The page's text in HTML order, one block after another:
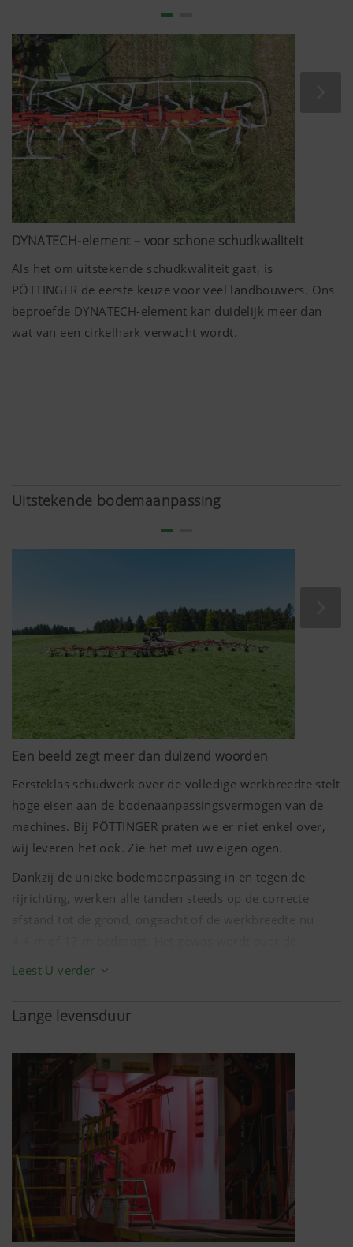
dieren. Uiteindelijk profiteert u van schoon en
hoogwaardig voer zonder zorgen door hoger
bedrijfsrendement.
Het beste voer is geen toeval. De botanische
samenstelling van het plantenstand legt de hoeksteen
daarvoor. De kwantiteit en de kwaliteit van de hier
gegenereerde opbrengsten moeten in de hele oogstketen
worden gehandhaafd.
DYNATECH-element – voor schone schudkwaliteit
Als het om uitstekende schudkwaliteit gaat, is
PÖTTINGER de eerste keuze voor veel landbouwers. Ons
beproefde DYNATECH-element kan duidelijk meer dan
wat van een cirkelhark verwacht wordt.
Uitstekende bodemaanpassing
Een beeld zegt meer dan duizend woorden
Eersteklas schudwerk over de volledige werkbreedte stelt
hoge eisen aan de bodenaanpassingsvermogen van de
machines. Bij PÖTTINGER praten we er niet enkel over,
wij leveren het ook. Zie het met uw eigen ogen.
Dankzij de unieke bodemaanpassing in en tegen de
rijrichting, werken alle tanden steeds op de correcte
volledige breedte schoon opgenomen en de kans dat vuil
voedergewassen en optimale, onkruidvrije aangroei van
Leest U verder
Lange levensduur